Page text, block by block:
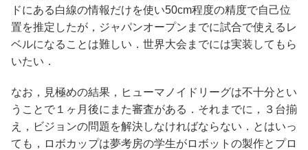
ドにある白線の情報だけを使い50cm程度の精度で自己位
置を推定したが，ジャパンオープンまでに試合で使えるレ
ベルになることは難しい．世界大会までには実装してもら
いたい．
なお，見極めの結果，ヒューマノイドリーグは不十分とい
うことで１ヶ月後にまた審査がある．それまでに，３台揃
え，ビジョンの問題を解決しなければならない．とはいっ
ても，ロボカップは夢考房の学生がロボットの製作とプロ